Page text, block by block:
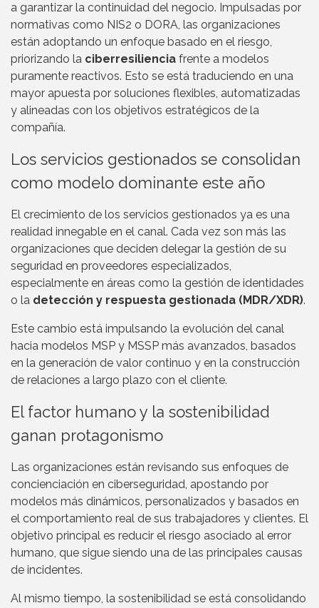
a garantizar la continuidad del negocio. Impulsadas por
normativas como NIS2 o DORA, las organizaciones
están adoptando un enfoque basado en el riesgo,
priorizando la ciberresiliencia frente a modelos
puramente reactivos. Esto se está traduciendo en una
mayor apuesta por soluciones flexibles, automatizadas
y alineadas con los objetivos estratégicos de la
compañía.
Los servicios gestionados se consolidan
como modelo dominante este año
El crecimiento de los servicios gestionados ya es una
realidad innegable en el canal. Cada vez son más las
organizaciones que deciden delegar la gestión de su
seguridad en proveedores especializados,
especialmente en áreas como la gestión de identidades
o la detección y respuesta gestionada (MDR/XDR).
Este cambio está impulsando la evolución del canal
hacia modelos MSP y MSSP más avanzados, basados
en la generación de valor continuo y en la construcción
de relaciones a largo plazo con el cliente.
El factor humano y la sostenibilidad
ganan protagonismo
Las organizaciones están revisando sus enfoques de
concienciación en ciberseguridad, apostando por
modelos más dinámicos, personalizados y basados en
el comportamiento real de sus trabajadores y clientes. El
objetivo principal es reducir el riesgo asociado al error
humano, que sigue siendo una de las principales causas
de incidentes.
Al mismo tiempo, la sostenibilidad se está consolidando